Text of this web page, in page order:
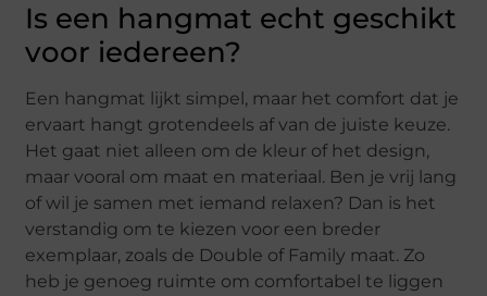
Is een hangmat echt geschikt
voor iedereen?
Een hangmat lijkt simpel, maar het comfort dat je
ervaart hangt grotendeels af van de juiste keuze.
Het gaat niet alleen om de kleur of het design,
maar vooral om maat en materiaal. Ben je vrij lang
of wil je samen met iemand relaxen? Dan is het
verstandig om te kiezen voor een breder
exemplaar, zoals de Double of Family maat. Zo
heb je genoeg ruimte om comfortabel te liggen